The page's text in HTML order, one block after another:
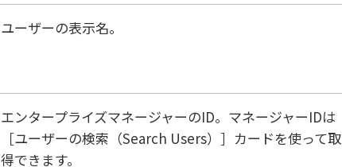
ユーザーの表示名。
エンタープライズマネージャーのID。マネージャーIDは
ユーザーの検索（Search Users）
カードを使って取
得できます。